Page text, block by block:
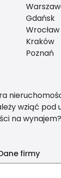
Gdańsk
Wrocław
Kraków
Poznań
wziąć
na wynajem?
firmy